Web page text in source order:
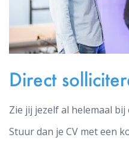
Direct
Zie jij jezelf al helemaal
Stuur dan je CV met een